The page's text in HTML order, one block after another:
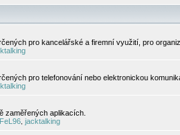
pro kancelářské a firemní využití, pro
pro telefonování nebo elektronickou
zaměřených aplikacích.
jacktalking